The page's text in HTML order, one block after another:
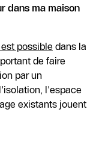
dans ma maison
possible dans la
de faire
par un
l'espace
existants jouent